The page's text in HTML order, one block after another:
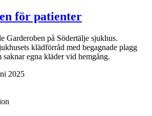
för patienter
Garderoben på Södertälje sjukhus.
klädförråd med begagnade plagg
saknar egna kläder vid hemgång.
2025